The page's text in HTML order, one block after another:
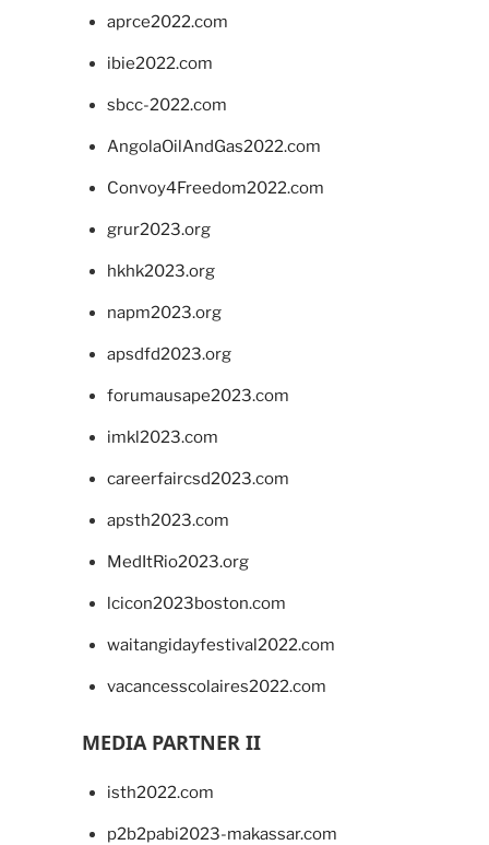
aprce2022.com
ibie2022.com
sbcc-2022.com
AngolaOilAndGas2022.com
Convoy4Freedom2022.com
grur2023.org
hkhk2023.org
napm2023.org
apsdfd2023.org
forumausape2023.com
imkl2023.com
careerfaircsd2023.com
apsth2023.com
MedItRio2023.org
lcicon2023boston.com
waitangidayfestival2022.com
vacancesscolaires2022.com
MEDIA PARTNER II
isth2022.com
p2b2pabi2023-makassar.com